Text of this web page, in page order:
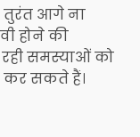
तुरंत आगे ना
होने की
समस्याओं को
सकते हैं।